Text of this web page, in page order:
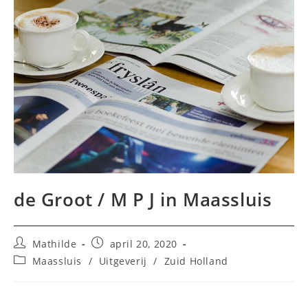
de Groot / M P J in Maassluis
Bericht
auteur:
Mathilde
Bericht
gepubliceerd
op:
april 20, 2020
Berichtcategorie:
Maassluis / Uitgeverij / Zuid Holland